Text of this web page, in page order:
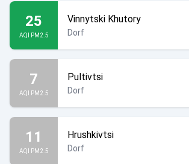
25
AQI PM2.5
Vinnytski Khutory
Dorf
7
AQI PM2.5
Pultivtsi
Dorf
11
AQI PM2.5
Hrushkivtsi
Dorf